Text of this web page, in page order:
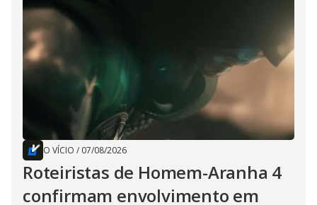
O VÍCIO / 07/08/2026
Roteiristas de Homem-Aranha 4
confirmam envolvimento em